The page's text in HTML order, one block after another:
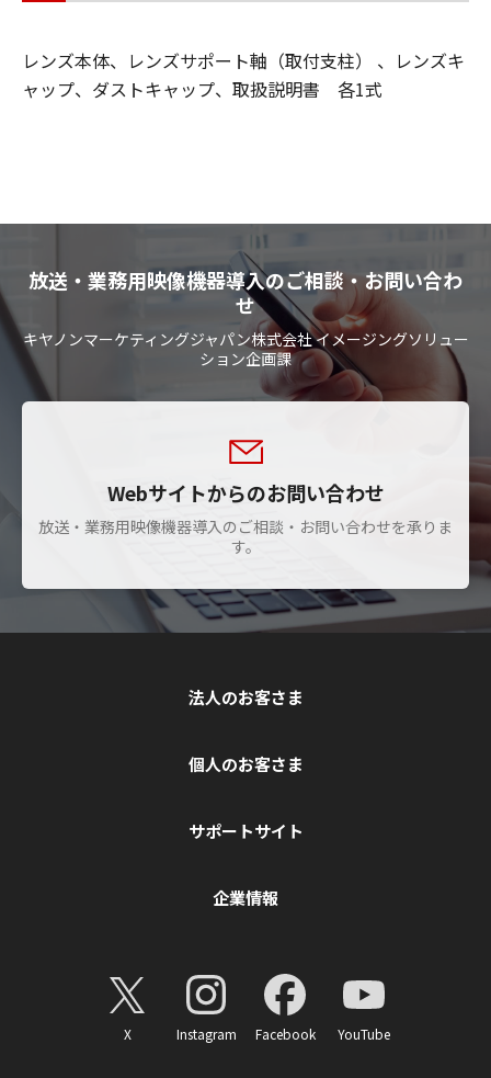
レンズ本体、レンズサポート軸（取付支柱） 、レンズキ
ャップ、ダストキャップ、取扱説明書 各1式
放送・業務用映像機器導入のご相談・お問い合わ
せ
キヤノンマーケティングジャパン株式会社 イメージングソリュー
ション企画課
Webサイトからのお問い合わせ
放送・業務用映像機器導入のご相談・お問い合わせを承りま
す。
法人のお客さま
個人のお客さま
サポートサイト
企業情報
X Instagram Facebook YouTube